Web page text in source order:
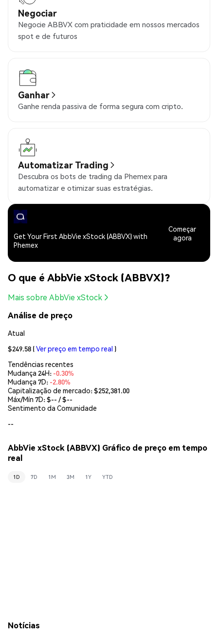
Negociar
Negocie ABBVX com praticidade em nossos mercados
spot e de futuros
Ganhar
Ganhe renda passiva de forma segura com cripto.
Automatizar Trading
Descubra os bots de trading da Phemex para
automatizar e otimizar suas estratégias.
Get Your First AbbVie xStock (ABBVX) with
Phemex
Começar
agora
O que é AbbVie xStock (ABBVX)?
Mais sobre AbbVie xStock
Análise de preço
Atual
$249.58 (Ver preço em tempo real )
Tendências recentes
Mudança 24H: -0.30%
Mudança 7D: -2.80%
Capitalização de mercado:$252,381.00
Máx/Mín 7D: $-- / $--
Sentimento da Comunidade
--
AbbVie xStock (ABBVX) Gráfico de preço em tempo
real
1D 7D 1M 3M 1Y YTD
Notícias